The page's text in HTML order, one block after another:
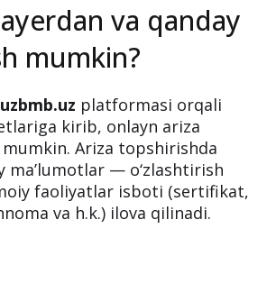
va qanday
mumkin?
platformasi orqali
kirib, onlayn ariza
Ariza topshirishda
ma’lumotlar — o‘zlashtirish
faoliyatlar isboti (sertifikat,
va h.k.) ilova qilinadi.